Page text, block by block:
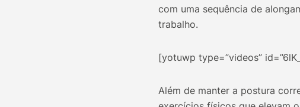
com uma sequência de
trabalho.
[yotuwp type=”videos”
Além de manter a postura